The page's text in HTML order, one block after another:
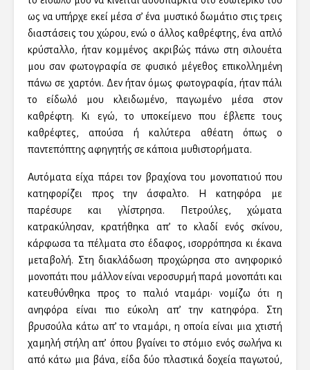
ως να υπήρχε εκεί μέσα σ’ ένα μυστικό δωμάτιο στις τρεις
διαστάσεις του χώρου, ενώ ο άλλος καθρέφτης, ένα απλό
κρύσταλλο, ήταν κομμένος ακριβώς πάνω στη σιλουέτα
μου σαν φωτογραφία σε φυσικό μέγεθος επικολλημένη
πάνω σε χαρτόνι. Δεν ήταν όμως φωτογραφία, ήταν πάλι
το είδωλό μου κλειδωμένο, παγωμένο μέσα στον
καθρέφτη. Κι εγώ, το υποκείμενο που έβλεπε τους
καθρέφτες, απούσα ή καλύτερα αθέατη όπως ο
παντεπόπτης αφηγητής σε κάποια μυθιστορήματα.
Αυτόματα είχα πάρει τον βραχίονα του μονοπατιού που
κατηφορίζει προς την άσφαλτο. Η κατηφόρα με
παρέσυρε και γλίστρησα. Πετρούλες, χώματα
κατρακύλησαν, κρατήθηκα απ’ το κλαδί ενός σκίνου,
κάρφωσα τα πέλματα στο έδαφος, ισορρόπησα κι έκανα
μεταβολή. Στη διακλάδωση προχώρησα στο ανηφορικό
μονοπάτι που μάλλον είναι νεροσυρμή παρά μονοπάτι και
κατευθύνθηκα προς το παλιό νταμάρι· νομίζω ότι η
ανηφόρα είναι πιο εύκολη απ’ την κατηφόρα. Στη
βρυσούλα κάτω απ’ το νταμάρι, η οποία είναι μια χτιστή
χαμηλή στήλη απ’ όπου βγαίνει το στόμιο ενός σωλήνα κι
από κάτω μια βάνα, είδα δύο πλαστικά δοχεία παγωτού,